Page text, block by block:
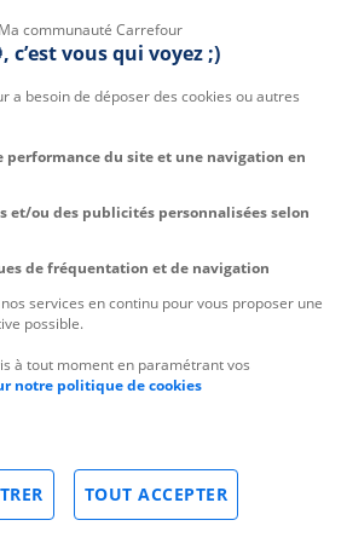
communauté Carrefour
c’est vous qui voyez ;)
a besoin de déposer des cookies ou autres
performance du site et une navigation en
et/ou des publicités personnalisées selon
de fréquentation et de navigation
services en continu pour vous proposer une
possible.
à tout moment en paramétrant vos
notre politique de cookies
TOUT ACCEPTER